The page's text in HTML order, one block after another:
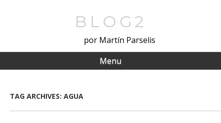
BLOG2
por Martín Parselis
Menu
TAG ARCHIVES: AGUA